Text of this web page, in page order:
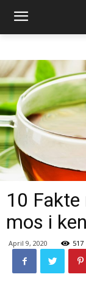
10
mos i
April 9, 2020 517